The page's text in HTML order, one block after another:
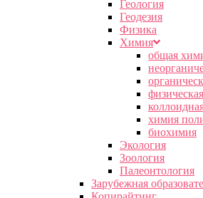
Геология
Геодезия
Физика
Химия
общая
химия
биохимия
Экология
Зоология
Палеонтология
Зарубежная